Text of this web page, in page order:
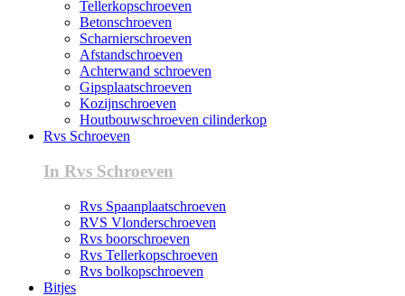
Tellerkopschroeven
Betonschroeven
Scharnierschroeven
Afstandschroeven
Achterwand schroeven
Gipsplaatschroeven
Kozijnschroeven
Houtbouwschroeven cilinderkop
Rvs Schroeven
In Rvs Schroeven
Rvs Spaanplaatschroeven
RVS Vlonderschroeven
Rvs boorschroeven
Rvs Tellerkopschroeven
Rvs bolkopschroeven
Bitjes